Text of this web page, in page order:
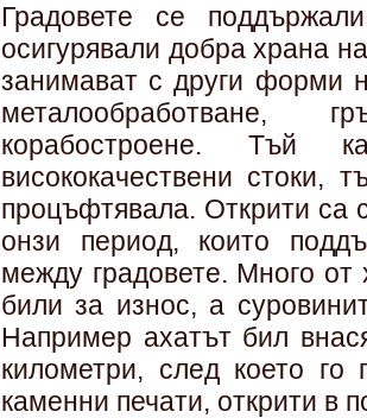
Градовете се
осигурявали добра храна
занимават с други форми
металообработване,
корабостроене. Тъй
висококачествени стоки,
процъфтявала. Открити са
онзи период, които
между градовете. Много
били за износ, а
Например ахатът бил
километри, след което
каменни печати, открити в